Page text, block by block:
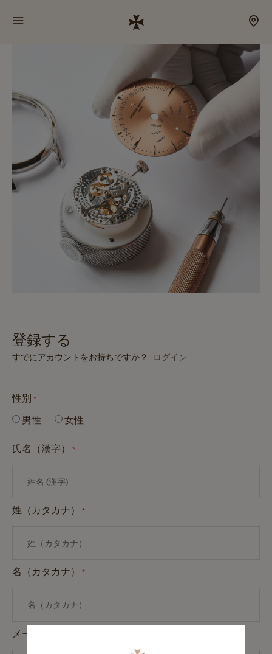
登録する
すでにアカウントをお持ちですか？ ログイン
性別 *
男性 女性
氏名（漢字） *
姓（カタカナ） *
名（カタカナ） *
メールアドレス